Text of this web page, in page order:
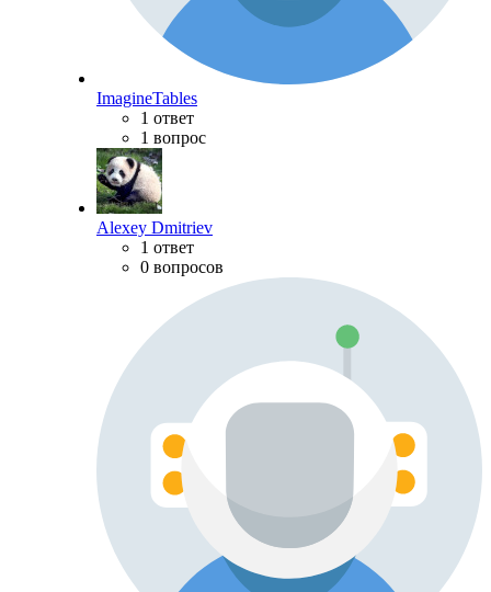
ImagineTables
1 ответ
1 вопрос
Alexey Dmitriev
1 ответ
0 вопросов